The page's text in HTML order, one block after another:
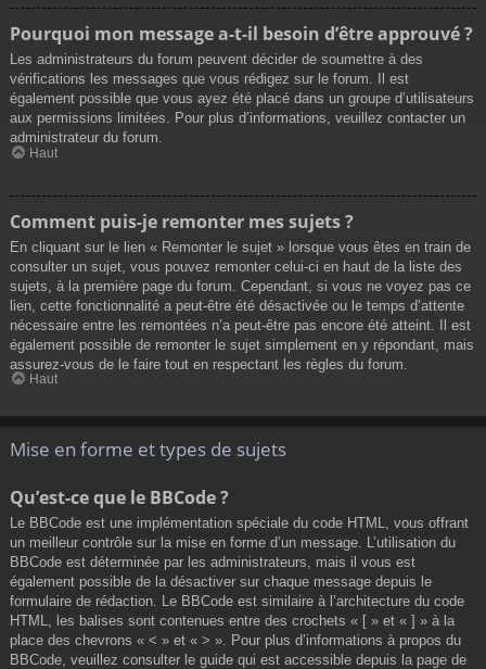
Pourquoi mon message a-t-il besoin d’être approuvé ?
Les administrateurs du forum peuvent décider de soumettre à des
vérifications les messages que vous rédigez sur le forum. Il est
également possible que vous ayez été placé dans un groupe d’utilisateurs
aux permissions limitées. Pour plus d’informations, veuillez contacter un
administrateur du forum.
Haut
Comment puis-je remonter mes sujets ?
En cliquant sur le lien « Remonter le sujet » lorsque vous êtes en train de
consulter un sujet, vous pouvez remonter celui-ci en haut de la liste des
sujets, à la première page du forum. Cependant, si vous ne voyez pas ce
lien, cette fonctionnalité a peut-être été désactivée ou le temps d’attente
nécessaire entre les remontées n’a peut-être pas encore été atteint. Il est
également possible de remonter le sujet simplement en y répondant, mais
assurez-vous de le faire tout en respectant les règles du forum.
Haut
Mise en forme et types de sujets
Qu’est-ce que le BBCode ?
Le BBCode est une implémentation spéciale du code HTML, vous offrant
un meilleur contrôle sur la mise en forme d’un message. L’utilisation du
BBCode est déterminée par les administrateurs, mais il vous est
également possible de la désactiver sur chaque message depuis le
formulaire de rédaction. Le BBCode est similaire à l’architecture du code
HTML, les balises sont contenues entre des crochets « [ » et « ] » à la
place des chevrons « < » et « > ». Pour plus d’informations à propos du
BBCode, veuillez consulter le guide qui est accessible depuis la page de